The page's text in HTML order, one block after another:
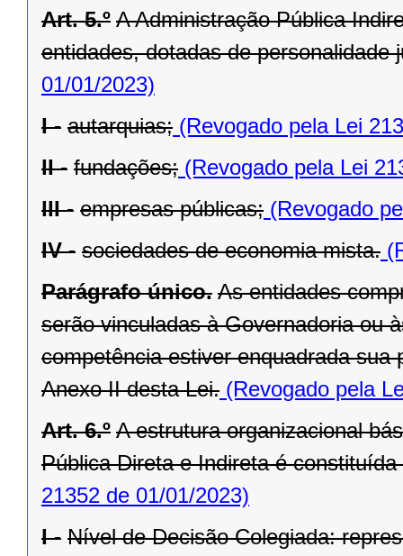
Art. 5.º A Administração Pública
entidades, dotadas de personalidade
01/01/2023)
I - autarquias; (Revogado pela Lei
II - fundações; (Revogado pela Lei
III - empresas públicas; (Revogado
IV - sociedades de economia mista.
Parágrafo único. As entidades
serão vinculadas à Governadoria ou
competência estiver enquadrada
Anexo II desta Lei. (Revogado pela
Art. 6.º A estrutura organizacional
Pública Direta e Indireta é
21352 de 01/01/2023)
I - Nível de Decisão Colegiada: